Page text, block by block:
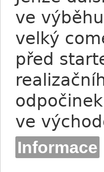
ve
velký
před
ve
Informace